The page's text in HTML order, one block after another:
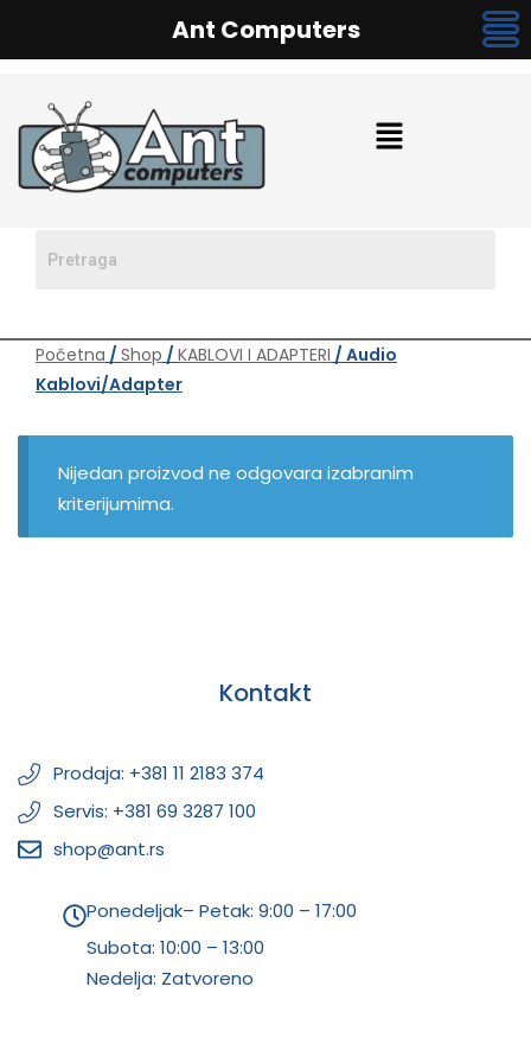
Početna / Shop / KABLOVI I ADAPTERI / Audio
Kablovi/adapter
Nijedan proizvod ne odgovara izabranim
kriterijumima.
Kontakt
Prodaja: +381 11 2183 374
Servis: +381 69 3287 100
shop@ant.rs
Ponedeljak– Petak: 9:00 – 17:00
Subota: 10:00 – 13:00
Nedelja: Zatvoreno
Ant Computers